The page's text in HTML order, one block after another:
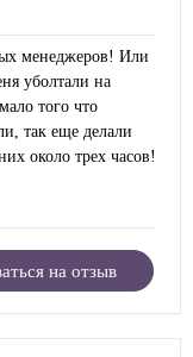
менеджеров! Или
уболтали на
того что
так еще делали
около трех часов!
на отзыв